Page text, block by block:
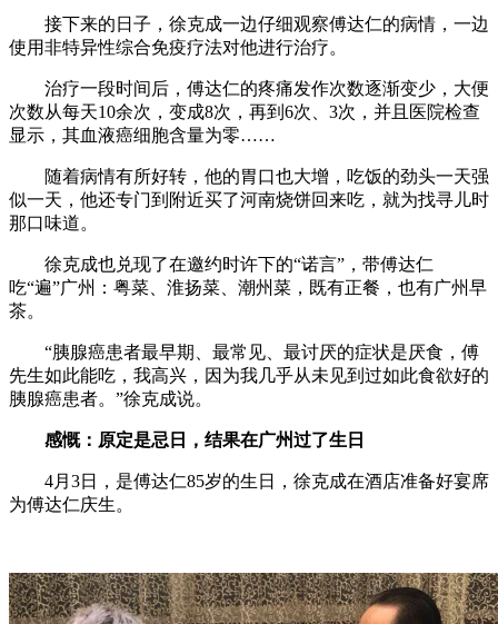
接下来的日子，徐克成一边仔细观察傅达仁的病情，一边
使用非特异性综合免疫疗法对他进行治疗。
治疗一段时间后，傅达仁的疼痛发作次数逐渐变少，大便
次数从每天10余次，变成8次，再到6次、3次，并且医院检查
显示，其血液癌细胞含量为零……
随着病情有所好转，他的胃口也大增，吃饭的劲头一天强
似一天，他还专门到附近买了河南烧饼回来吃，就为找寻儿时
那口味道。
徐克成也兑现了在邀约时许下的“诺言”，带傅达仁
吃“遍”广州：粤菜、淮扬菜、潮州菜，既有正餐，也有广州早
茶。
“胰腺癌患者最早期、最常见、最讨厌的症状是厌食，傅
先生如此能吃，我高兴，因为我几乎从未见到过如此食欲好的
胰腺癌患者。”徐克成说。
感慨：原定是忌日，结果在广州过了生日
4月3日，是傅达仁85岁的生日，徐克成在酒店准备好宴席
为傅达仁庆生。